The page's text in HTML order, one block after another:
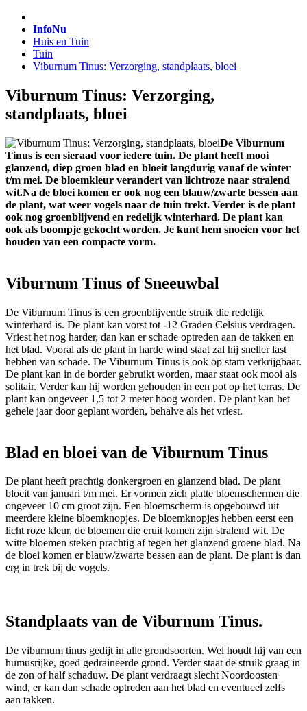
InfoNu
Huis en Tuin
Tuin
Viburnum Tinus: Verzorging, standplaats, bloei
Viburnum Tinus: Verzorging,
standplaats, bloei
De Viburnum
Tinus is een sieraad voor iedere tuin. De plant heeft mooi
glanzend, diep groen blad en bloeit langdurig vanaf de winter
t/m mei. De bloemkleur verandert van lichtroze naar stralend
wit.Na de bloei komen er ook nog een blauw/zwarte bessen aan
de plant, wat weer vogels naar de tuin trekt. Verder is de plant
ook nog groenblijvend en redelijk winterhard. De plant kan
ook als boompje gekocht worden. Je kunt hem snoeien voor het
houden van een compacte vorm.
Viburnum Tinus of Sneeuwbal
De Viburnum Tinus is een groenblijvende struik die redelijk
winterhard is. De plant kan vorst tot -12 Graden Celsius verdragen.
Vriest het nog harder, dan kan er schade optreden aan de takken en
het blad. Vooral als de plant in harde wind staat zal hij sneller last
hebben van schade. De Viburnum Tinus is ook op stam verkrijgbaar.
De plant kan in de border gebruikt worden, maar staat ook mooi als
solitair. Verder kan hij worden gehouden in een pot op het terras. De
plant kan ongeveer 1,5 tot 2 meter hoog worden. De plant kan het
gehele jaar door geplant worden, behalve als het vriest.
Blad en bloei van de Viburnum Tinus
De plant heeft prachtig donkergroen en glanzend blad. De plant
bloeit van januari t/m mei. Er vormen zich platte bloemschermen die
ongeveer 10 cm groot zijn. Een bloemscherm is opgebouwd uit
meerdere kleine bloemknopjes. De bloemknopjes hebben eerst een
licht roze kleur, de bloemen die eruit komen zijn stralend wit. De
witte bloemen steken prachtig af tegen het glanzend groene blad. Na
de bloei komen er blauw/zwarte bessen aan de plant. De plant is dan
erg in trek bij de vogels.
Standplaats van de Viburnum Tinus.
De viburnum tinus gedijt in alle grondsoorten. Wel houdt hij van een
humusrijke, goed gedraineerde grond. Verder staat de struik graag in
de zon of half schaduw. De plant verdraagt slecht Noordoosten
wind, er kan dan schade optreden aan het blad en eventueel zelfs
aan takken.